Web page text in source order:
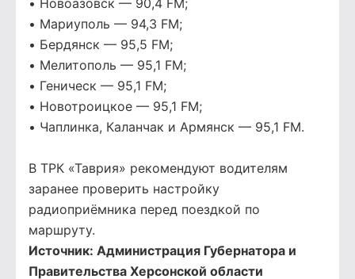
• Новоазовск — 90,4 FM;
• Мариуполь — 94,3 FM;
• Бердянск — 95,5 FM;
• Мелитополь — 95,1 FM;
• Геническ — 95,1 FM;
• Новотроицкое — 95,1 FM;
• Чаплинка, Каланчак и Армянск — 95,1 FM.
В ТРК «Таврия» рекомендуют водителям
заранее проверить настройку
радиоприёмника перед поездкой по
маршруту.
Источник: Администрация Губернатора и
Правительства Херсонской области